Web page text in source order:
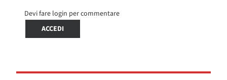
Devi fare login per commentare
ACCEDI